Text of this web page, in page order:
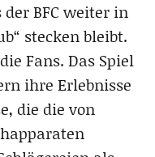
BFC weiter in
stecken bleibt.
Fans. Das Spiel
ihre Erlebnisse
die die von